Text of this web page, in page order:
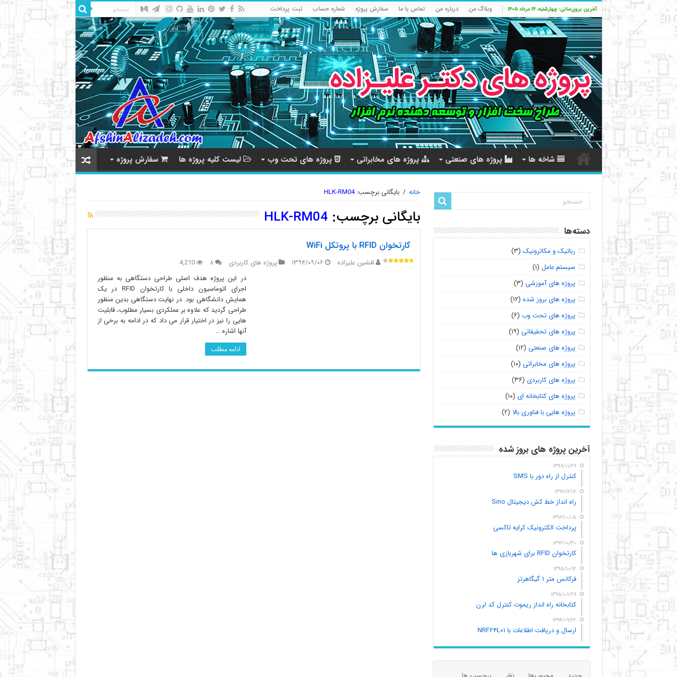
آخرین بروزرسانی: چهارشنبه، ۱۴ مرداد ۱۴۰۵ وبلاگ من درباره من تماس با ما سفارش پروژه شماره حساب ثبت پرداخت
شاخه ها پروژه های صنعتی پروژه های مخابراتی پروژه های تحت وب لیست کلیه پروژه ها سفارش پروژه
خانه / بایگانی برچسب:HLK-RM04
بایگانی برچسب: HLK-RM04
کارتخوان RFID با پروتکل WiFi
افشین علیزاده ۱۳۹۴/۰۹/۰۶ پروژه های کاربردی ۸
4,210
در این پروژه هدف اصلی طراحی دستگاهی به منظور
اجرای اتوماسیون داخلی با کارتخوان RFID در یک
همایش دانشگاهی بود. در نهایت دستگاهی بدین منظور
طراحی گردید که علاوه بر عملکردی بسیار مطلوب، قابلیت
هایی را نیز در اختیار قرار می داد که در ادامه به برخی از
آنها اشاره …
ادامه مطلب
دسته‌ها
رباتیک و مکاترونیک (۳)
سیستم عامل (۱)
پروژه های آموزشی (۳)
پروژه های بروز شده (۱۲)
پروژه های تحت وب (۶)
پروژه های تحقیقاتی (۱۹)
پروژه های صنعتی (۱۲)
پروژه های مخابراتی (۱۰)
پروژه های کاربردی (۳۶)
پروژه های کتابخانه ای (۱۰)
پروژه هایی با فناوری بالا (۲)
آخرین پروژه های بروز شده
۱۳۹۸/۰۱/۲۹
کنترل از راه دور با SMS
۱۳۹۷/۱۲/۱۲
راه انداز خط کش دیجیتال Sino
۱۳۹۶/۱۰/۰۵
پرداخت الکترونیک کرایه تاکسی
۱۳۹۶/۰۱/۳۰
کارتخوان RFID برای شهربازی ها
۱۳۹۵/۱۰/۱۲
فرکانس متر ۱ گیگاهرتز
۱۳۹۵/۰۸/۲۹
کتابخانه راه انداز ریموت کنترل کد لرن
۱۳۹۴/۰۹/۲۲
ارسال و دریافت اطلاعات با NRF۲۴L۰۱